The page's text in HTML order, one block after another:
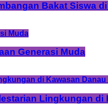
Bakat Siswa
Generasi Muda
Lingkungan di